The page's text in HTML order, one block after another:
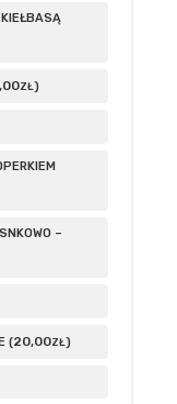
,00ZŁ)
–
(20,00ZŁ)